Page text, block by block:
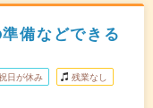
備などできる
日が休み 残業なし